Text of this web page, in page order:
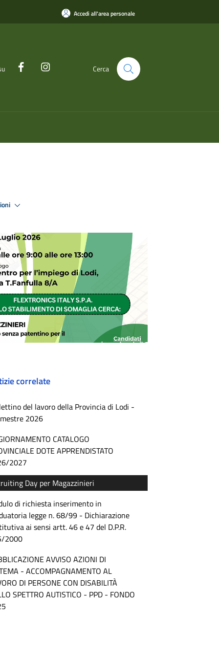
Accedi all'area personale
Cerca
correlate
del lavoro della Provincia di Lodi -
2026
CATALOGO
DOTE APPRENDISTATO
2027
Day per Magazzinieri
di richiesta inserimento in
legge n. 68/99 - Dichiarazione
ai sensi artt. 46 e 47 del D.P.R.
2000
AVVISO AZIONI DI
- ACCOMPAGNAMENTO AL
DI PERSONE CON DISABILITÀ
SPETTRO AUTISTICO - PPD - FONDO